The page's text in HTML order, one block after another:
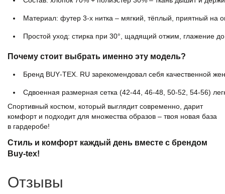
Материал: футер 3‑х нитка – мягкий, тёплый, приятный на
Простой уход: стирка при 30°, щадящий отжим, глажение до
Почему стоит выбрать именно эту модель?
Бренд BUY‑TEX. RU зарекомендовал себя качественной
Сдвоенная размерная сетка (42‑44, 46‑48, 50‑52, 54‑56)
Спортивный костюм, который выглядит современно, дарит
комфорт и подходит для множества образов – твоя новая база
в гардеробе!
Стиль и комфорт каждый день вместе с брендом
Buy-tex!
Отзывы